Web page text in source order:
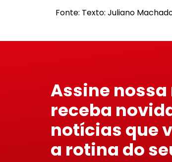
Fonte: Texto: Juliano
Assine
receba
notícias que
a rotina do